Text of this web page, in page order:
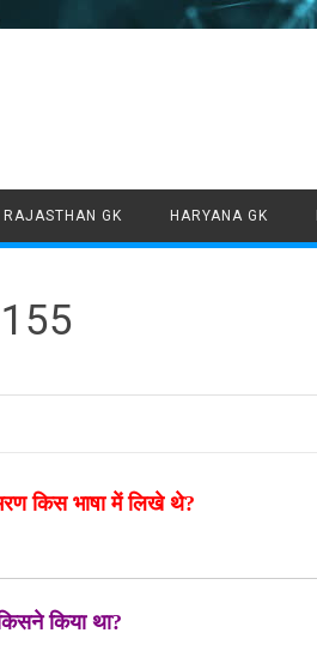
RAJASTHAN GK HARYANA GK
किस भाषा में लिखे थे?
किया था?